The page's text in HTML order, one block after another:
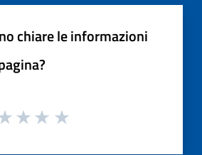
chiare le informazioni